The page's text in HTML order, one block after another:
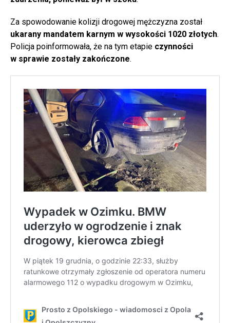
Za spowodowanie kolizji drogowej mężczyzna został
ukarany mandatem karnym w wysokości 1020 złotych.
Policja poinformowała, że na tym etapie czynności
w sprawie zostały zakończone.